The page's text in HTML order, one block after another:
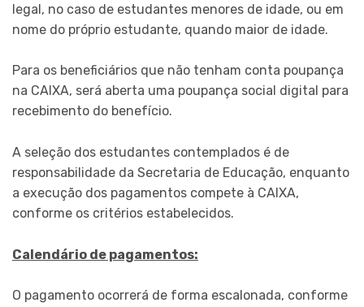
legal, no caso de estudantes menores de idade, ou em
nome do próprio estudante, quando maior de idade.
Para os beneficiários que não tenham conta poupança
na CAIXA, será aberta uma poupança social digital para
recebimento do benefício.
A seleção dos estudantes contemplados é de
responsabilidade da Secretaria de Educação, enquanto
a execução dos pagamentos compete à CAIXA,
conforme os critérios estabelecidos.
Calendário de pagamentos:
O pagamento ocorrerá de forma escalonada, conforme